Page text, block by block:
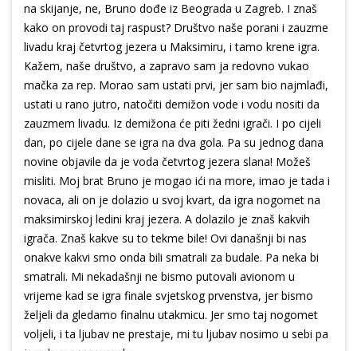
na skijanje, ne, Bruno dođe iz Beograda u Zagreb. I znaš
kako on provodi taj raspust? Društvo naše porani i zauzme
livadu kraj četvrtog jezera u Maksimiru, i tamo krene igra.
Kažem, naše društvo, a zapravo sam ja redovno vukao
mačka za rep. Morao sam ustati prvi, jer sam bio najmlađi,
ustati u rano jutro, natočiti demižon vode i vodu nositi da
zauzmem livadu. Iz demižona će piti žedni igrači. I po cijeli
dan, po cijele dane se igra na dva gola. Pa su jednog dana
novine objavile da je voda četvrtog jezera slana! Možeš
misliti. Moj brat Bruno je mogao ići na more, imao je tada i
novaca, ali on je dolazio u svoj kvart, da igra nogomet na
maksimirskoj ledini kraj jezera. A dolazilo je znaš kakvih
igrača. Znaš kakve su to tekme bile! Ovi današnji bi nas
onakve kakvi smo onda bili smatrali za budale. Pa neka bi
smatrali. Mi nekadašnji ne bismo putovali avionom u
vrijeme kad se igra finale svjetskog prvenstva, jer bismo
željeli da gledamo finalnu utakmicu. Jer smo taj nogomet
voljeli, i ta ljubav ne prestaje, mi tu ljubav nosimo u sebi pa